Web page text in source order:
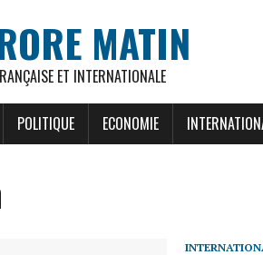
MATIN
ET INTERNATIONALE
POLITIQUE ECONOMIE